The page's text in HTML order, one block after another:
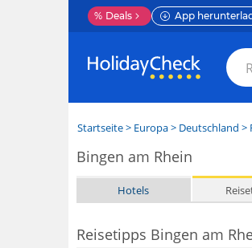
% Deals App
Startseite> Europa> Deutschland >
Bingen am Rhein
Hotels
Reisetipps Bingen am